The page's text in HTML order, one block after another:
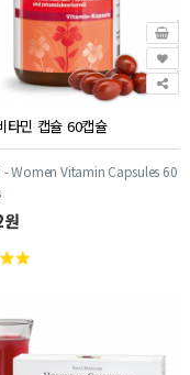
타민 캡슐 60캡슐
- Women Vitamin Capsules 60